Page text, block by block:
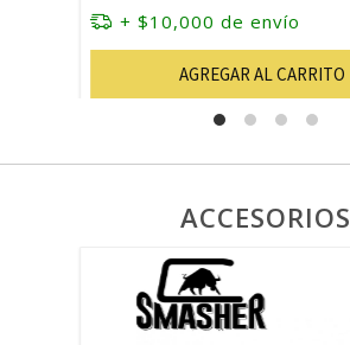
+ $10,000 de envío
AGREGAR AL CARRITO
ACCESORIOS